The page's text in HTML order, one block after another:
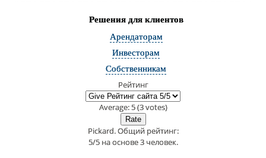
Решения для клиентов
Арендаторам
Инвесторам
Собственникам
Рейтинг
Average:5(3votes)
Pickard. Общий рейтинг:
5/5на основе3человек.